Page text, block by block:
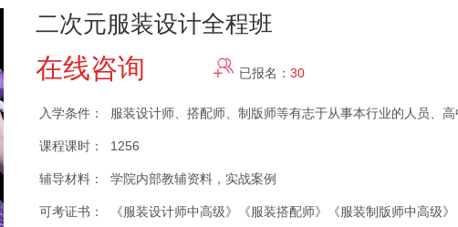
二次元服装设计全程班
在线咨询 已报名： 30
入学条件： 服装设计师、搭配师、制版师等有志于从事本行业的人员、
课程课时： 1256
辅导材料： 学院内部教辅资料，实战案例
可考证书：
《服装设计师中高级》《服装搭配师》《服装制版师中高级》